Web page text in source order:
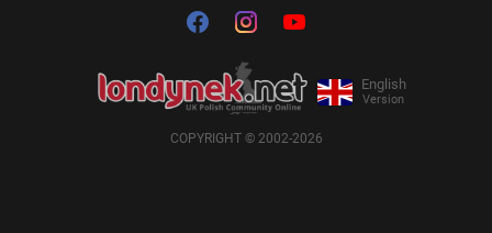
English
Version
COPYRIGHT © 2002-2026